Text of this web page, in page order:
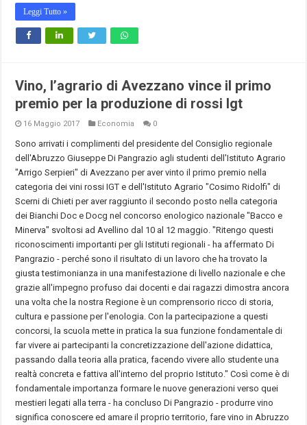
Leggi Tutto »
Vino, l’agrario di Avezzano vince il primo
premio per la produzione di rossi Igt
16 Maggio 2017 Economia 0
Sono arrivati i complimenti del presidente del Consiglio regionale
dell'Abruzzo Giuseppe Di Pangrazio agli studenti dell'Istituto Agrario
"Arrigo Serpieri" di Avezzano per aver vinto il primo premio nella
categoria dei vini rossi IGT e dell'Istituto Agrario "Cosimo Ridolfi" di
Scerni di Chieti per aver raggiunto il secondo posto nella categoria
dei Bianchi Doc e Docg nel concorso enologico nazionale "Bacco e
Minerva" svoltosi ad Avellino dal 10 al 12 maggio. "Ritengo questi
riconoscimenti importanti per gli Istituti regionali - ha affermato Di
Pangrazio - perché sono il risultato di un lavoro che ha trovato la
giusta testimonianza in una manifestazione di livello nazionale e che
grazie all'impegno profuso dai docenti e dai ragazzi dimostra ancora
una volta che la nostra Regione è un comprensorio ricco di storia,
cultura e passione per l'enologia. Con la partecipazione a questi
concorsi, la scuola mette in pratica la sua funzione fondamentale di
far vivere ai partecipanti la concretizzazione dell'azione didattica,
passando dalla teoria alla pratica, facendo vivere allo studente una
realtà concreta e fattiva all'interno del proprio Istituto." Così come è di
fondamentale importanza formare le nuove generazioni verso quei
mestieri legati alla terra - ha concluso Di Pangrazio - produrre vino
significa conoscere ed amare il proprio territorio, fare vino in Abruzzo